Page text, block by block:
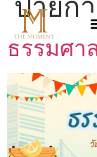
ป้ายก
ธรรมศา